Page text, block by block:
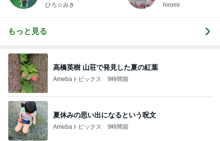
ひろ☆みき hiromi
もっと見る
高橋英樹 山荘で発見した夏の紅葉
Amebaトピックス 9時間前
夏休みの思い出になるという呪文
Amebaトピックス 9時間前